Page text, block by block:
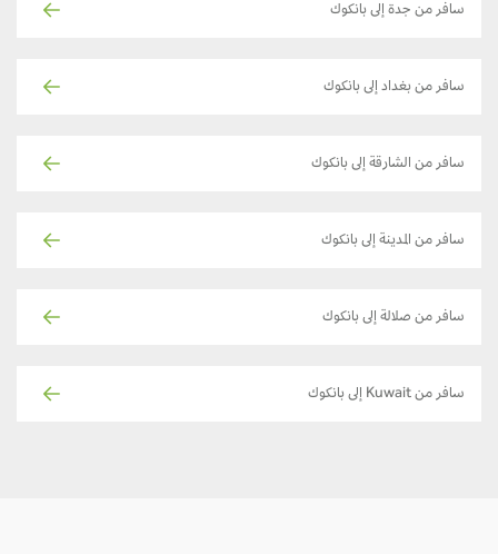
سافر من جدة إلى بانكوك
سافر من بغداد إلى بانكوك
سافر من الشارقة إلى بانكوك
سافر من المدينة إلى بانكوك
سافر من صلالة إلى بانكوك
سافر من Kuwait إلى بانكوك